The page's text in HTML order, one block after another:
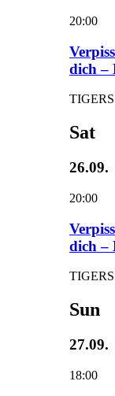
20:00
dich –
Sat
26.09.
20:00
dich –
Sun
27.09.
18:00